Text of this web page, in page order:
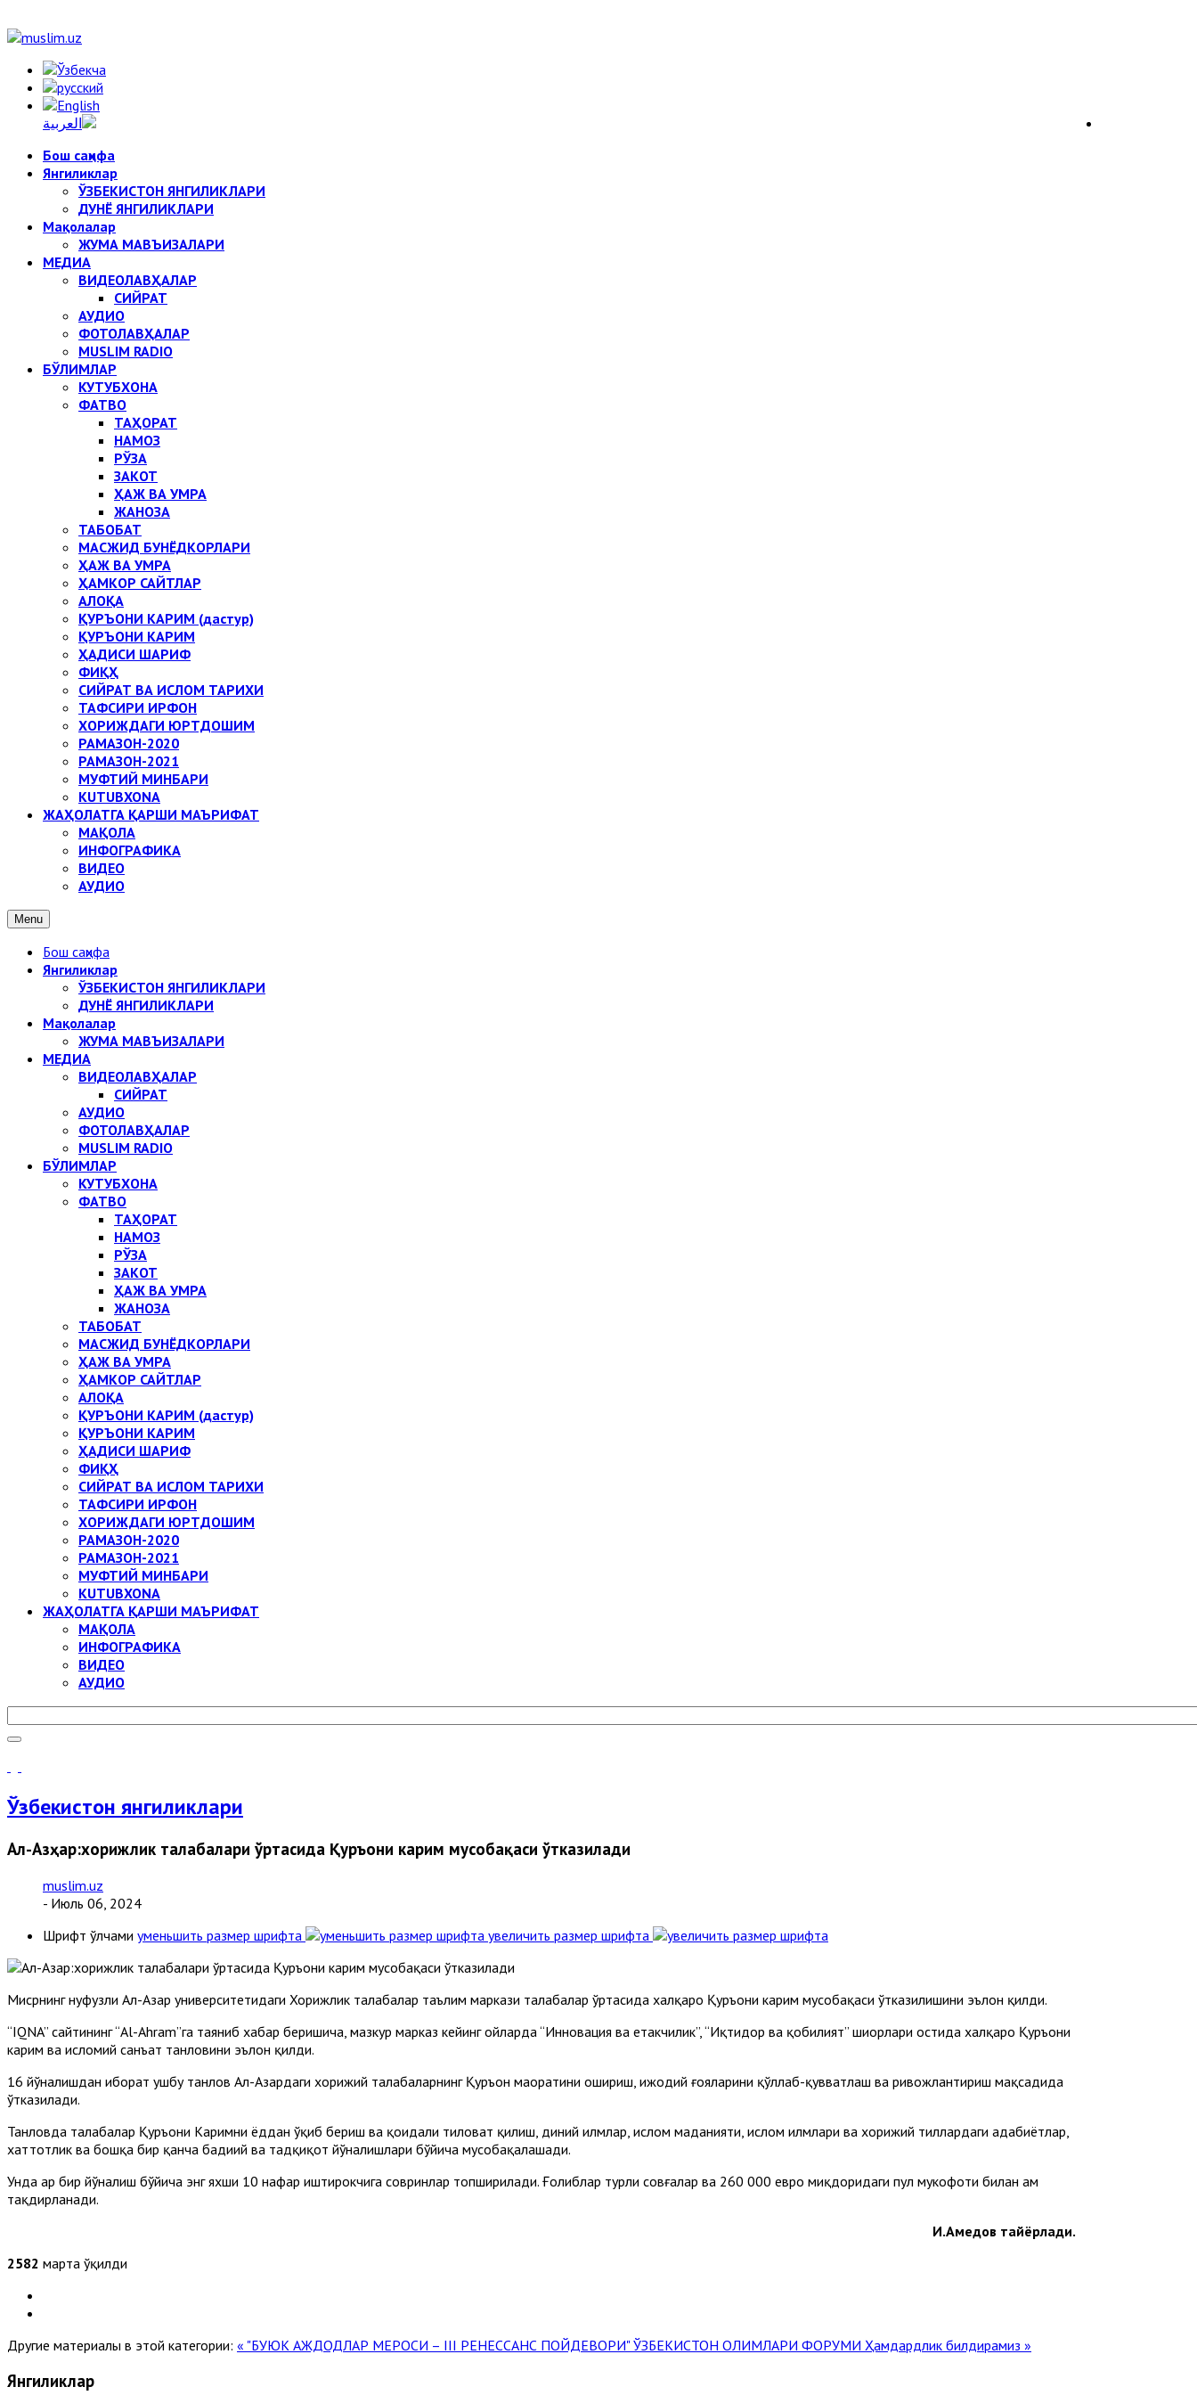
Бош саҳифа
Янгиликлар
ЎЗБЕКИСТОН ЯНГИЛИКЛАРИ
ДУНЁ ЯНГИЛИКЛАРИ
Мақолалар
ЖУМА МАВЪИЗАЛАРИ
МЕДИА
ВИДЕОЛАВҲАЛАР
СИЙРАТ
АУДИО
ФОТОЛАВҲАЛАР
MUSLIM RADIO
БЎЛИМЛАР
КУТУБХОНА
ФАТВО
ТАҲОРАТ
НАМОЗ
РЎЗА
ЗАКОТ
ҲАЖ ВА УМРА
ЖАНОЗА
ТАБОБАТ
МАСЖИД БУНЁДКОРЛАРИ
ҲАЖ ВА УМРА
ҲАМКОР САЙТЛАР
АЛОҚА
ҚУРЪОНИ КАРИМ (дастур)
ҚУРЪОНИ КАРИМ
ҲАДИСИ ШАРИФ
ФИҚҲ
СИЙРАТ ВА ИСЛОМ ТАРИХИ
ТАФСИРИ ИРФОН
ХОРИЖДАГИ ЮРТДОШИМ
РАМАЗОН-2020
РАМАЗОН-2021
МУФТИЙ МИНБАРИ
KUTUBXONA
ЖАҲОЛАТГА ҚАРШИ МАЪРИФАТ
МАҚОЛА
ИНФОГРАФИКА
ВИДЕО
АУДИО
Menu
Бош саҳифа
Янгиликлар
ЎЗБЕКИСТОН ЯНГИЛИКЛАРИ
ДУНЁ ЯНГИЛИКЛАРИ
Мақолалар
ЖУМА МАВЪИЗАЛАРИ
МЕДИА
ВИДЕОЛАВҲАЛАР
СИЙРАТ
АУДИО
ФОТОЛАВҲАЛАР
MUSLIM RADIO
БЎЛИМЛАР
КУТУБХОНА
ФАТВО
ТАҲОРАТ
НАМОЗ
РЎЗА
ЗАКОТ
ҲАЖ ВА УМРА
ЖАНОЗА
ТАБОБАТ
МАСЖИД БУНЁДКОРЛАРИ
ҲАЖ ВА УМРА
ҲАМКОР САЙТЛАР
АЛОҚА
ҚУРЪОНИ КАРИМ (дастур)
ҚУРЪОНИ КАРИМ
ҲАДИСИ ШАРИФ
ФИҚҲ
СИЙРАТ ВА ИСЛОМ ТАРИХИ
ТАФСИРИ ИРФОН
ХОРИЖДАГИ ЮРТДОШИМ
РАМАЗОН-2020
РАМАЗОН-2021
МУФТИЙ МИНБАРИ
KUTUBXONA
ЖАҲОЛАТГА ҚАРШИ МАЪРИФАТ
МАҚОЛА
ИНФОГРАФИКА
ВИДЕО
АУДИО
Ўзбекистон янгиликлари
Aл-Aзҳар:хорижлик талабалари ўртасида Қуръони карим мусобақаси ўтказилади
muslim.uz
- Июль 06, 2024
Шрифт ўлчами уменьшить размер шрифта увеличить размер шрифта
Мисрнинг нуфузли Aл-Aзҳар университетидаги Хорижлик талабалар таълим маркази талабалар ўртасида халқаро Қуръони карим мусобақаси ўтказилишини эълон қилди.
“IQNA” сайтининг “Al-Ahram”га таяниб хабар беришича, мазкур марказ кейинг ойларда “Инновация ва етакчилик”, “Иқтидор ва қобилият” шиорлари остида халқаро Қуръони
карим ва исломий санъат танловини эълон қилди.
16 йўналишдан иборат ушбу танлов Aл-Aзҳардаги хорижий талабаларнинг Қуръон маҳоратини ошириш, ижодий ғояларини қўллаб-қувватлаш ва ривожлантириш мақсадида
ўтказилади.
Танловда талабалар Қуръони Каримни ёддан ўқиб бериш ва қоидали тиловат қилиш, диний илмлар, ислом маданияти, ислом илмлари ва хорижий тиллардаги адабиётлар,
хаттотлик ва бошқа бир қанча бадиий ва тадқиқот йўналишлари бўйича мусобақалашади.
Унда ҳар бир йўналиш бўйича энг яхши 10 нафар иштирокчига совринлар топширилади. Ғолиблар турли совғалар ва 260 000 евро миқдоридаги пул мукофоти билан ҳам
тақдирланади.
И.Аҳмедов тайёрлади.
2582 марта ўқилди
Другие материалы в этой категории: « "БУЮК АЖДОДЛАР МЕРОСИ – III РЕНЕССАНС ПОЙДЕВОРИ" ЎЗБЕКИСТОН ОЛИМЛАРИ ФОРУМИ Ҳамдардлик билдирамиз »
Янгиликлар